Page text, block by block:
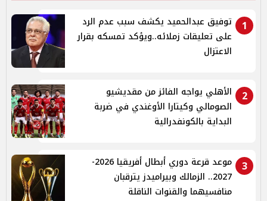
1
توفيق عبدالحميد يكشف سبب عدم الرد
على تعليقات زملائه..ويؤكد تمسكه بقرار
الاعتزال
2
الأهلي يواجه الفائز من مقديشيو
الصومالي وكيتارا الأوغندي في ضربة
البداية بالكونفدرالية
3
موعد قرعة دوري أبطال أفريقيا 2026-
2027.. الزمالك وبيراميدز يترقبان
منافسيهما والقنوات الناقلة